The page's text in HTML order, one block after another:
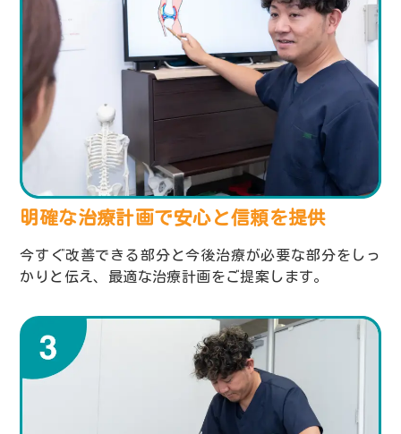
明確な治療計画で安心と信頼を提供
今すぐ改善できる部分と今後治療が必要な部分をしっ
かりと伝え、最適な治療計画をご提案します。